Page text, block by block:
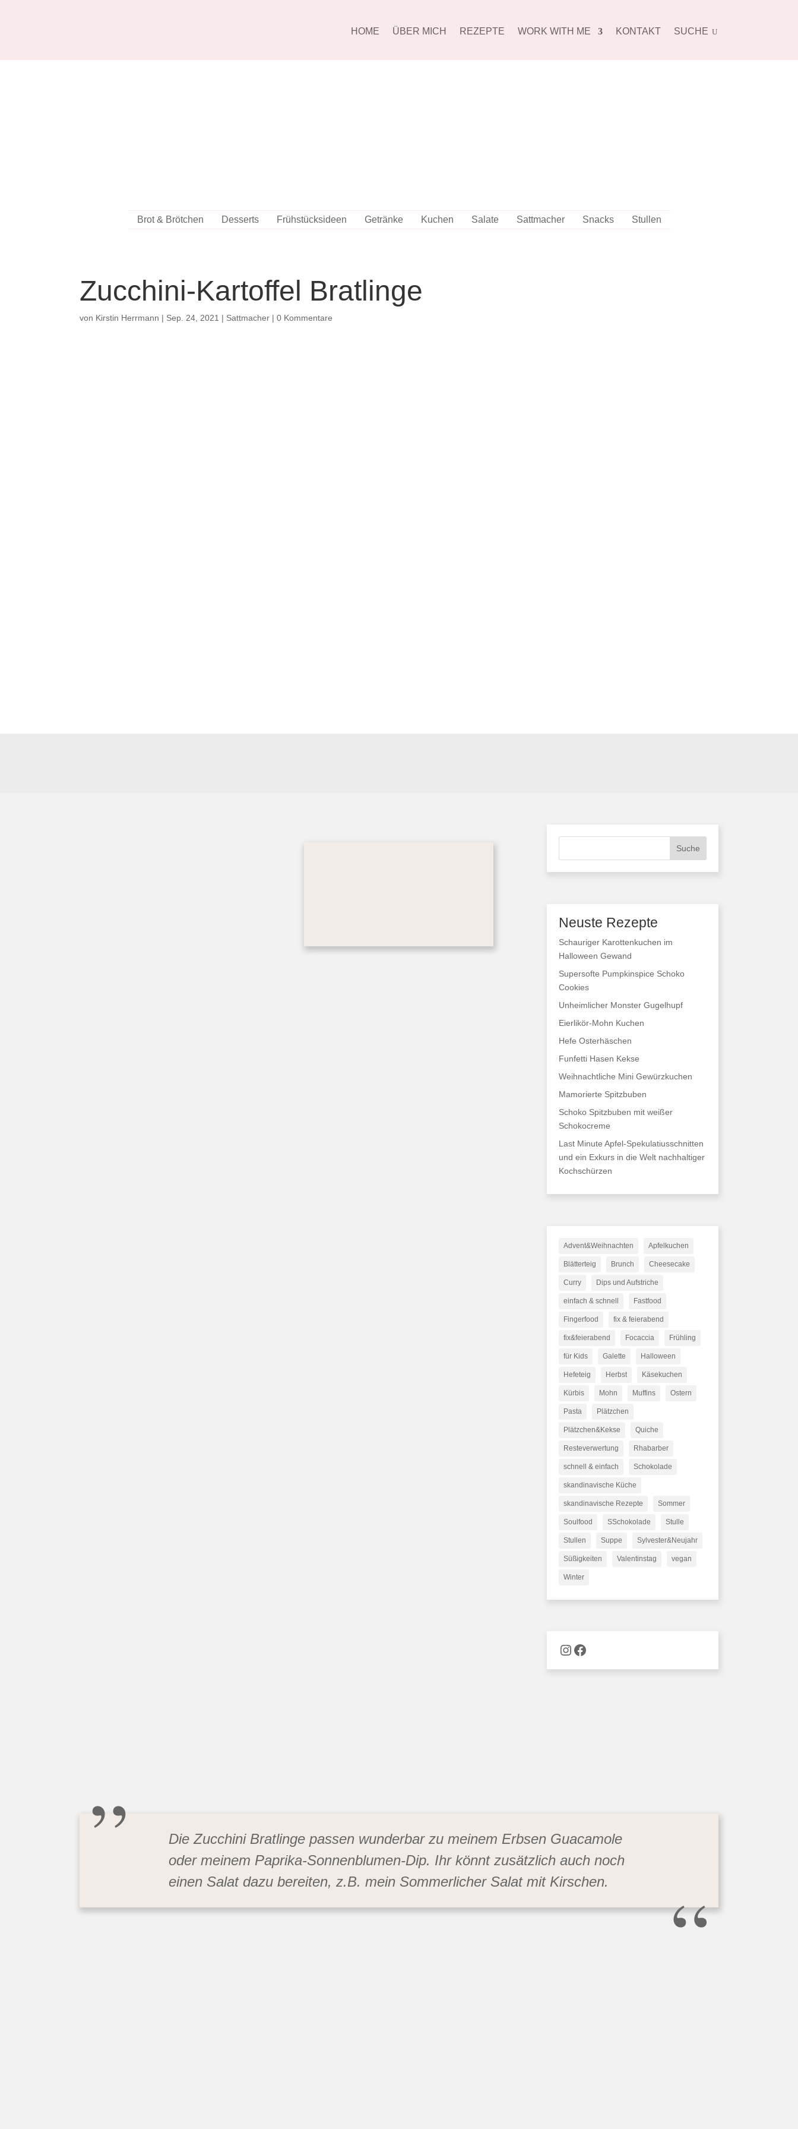
HOME ÜBER MICH REZEPTE WORK WITH ME KONTAKT SUCHE U
Brot & Brötchen Desserts Frühstücksideen Getränke Kuchen Salate Sattmacher Snacks Stullen
Zucchini-Kartoffel Bratlinge
von Kirstin Herrmann | Sep. 24, 2021 | Sattmacher |0 Kommentare
Suche
Neuste Rezepte
Schauriger Karottenkuchen im
Halloween Gewand
Supersofte Pumpkinspice Schoko
Cookies
Unheimlicher Monster Gugelhupf
Eierlikör-Mohn Kuchen
Hefe Osterhäschen
Funfetti Hasen Kekse
Weihnachtliche Mini Gewürzkuchen
Mamorierte Spitzbuben
Schoko Spitzbuben mit weißer
Schokocreme
Last Minute Apfel-Spekulatiusschnitten
und ein Exkurs in die Welt nachhaltiger
Kochschürzen
Advent&Weihnachten Apfelkuchen
Blätterteig Brunch Cheesecake
Curry Dips und Aufstriche
einfach & schnell Fastfood
Fingerfood fix & feierabend
fix&feierabend Focaccia Frühling
für Kids Galette Halloween
Hefeteig Herbst Käsekuchen
Kürbis Mohn Muffins Ostern
Pasta Plätzchen
Plätzchen&Kekse Quiche
Resteverwertung Rhabarber
schnell & einfach Schokolade
skandinavische Küche
skandinavische Rezepte Sommer
Soulfood SSchokolade Stulle
Stullen Suppe Sylvester&Neujahr
Süßigkeiten Valentinstag vegan
Winter
Naschware auf Instagram Facebook
„
Die Zucchini Bratlinge passen wunderbar zu meinem Erbsen Guacamole
oder meinem Paprika-Sonnenblumen-Dip. Ihr könnt zusätzlich auch noch
einen Salat dazu bereiten, z.B. mein Sommerlicher Salat mit Kirschen.
“